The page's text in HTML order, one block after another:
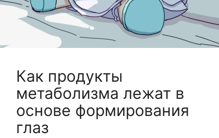
Как продукты
метаболизма лежат в
основе формирования
глаз